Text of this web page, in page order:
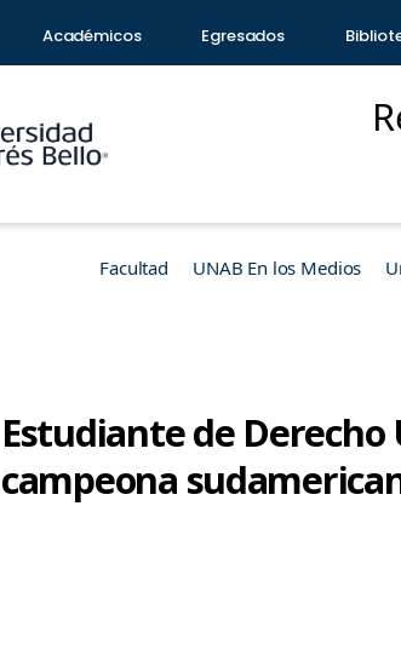
Académicos Egresados
Facultad UNAB En los Medios
Estudiante de Derecho
campeona